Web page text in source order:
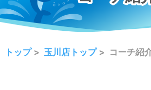
トップ 玉川店トップ コーチ紹